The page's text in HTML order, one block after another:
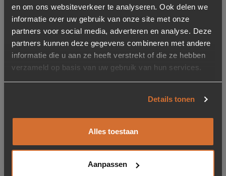
en om ons websiteverkeer te analyseren. Ook delen we
informatie over uw gebruik van onze site met onze
partners voor social media, adverteren en analyse. Deze
partners kunnen deze gegevens combineren met andere
informatie die u aan ze heeft verstrekt of die ze hebben
verzameld op basis van uw gebruik van hun services.
Details tonen
Alles toestaan
Aanpassen
Bruin
1299
Gerelateerde producten
Concept store
Toevoegen aan
Verwijderen van verlanglijst